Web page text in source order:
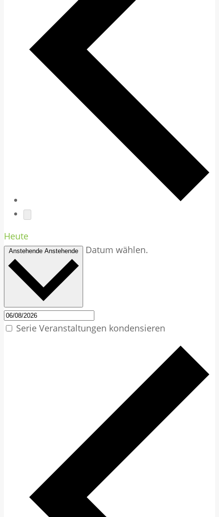
Heute
Anstehende Anstehende Datum wählen.
Serie Veranstaltungen kondensieren